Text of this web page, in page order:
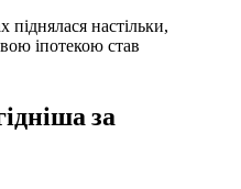
піднялася настільки,
іпотекою став
за